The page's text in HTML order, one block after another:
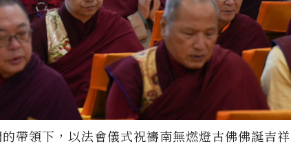
帶領下，以法會儀式祝禱南無燃燈古佛佛誕吉祥